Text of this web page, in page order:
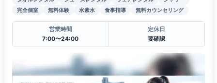
完全個室
無料体験 水素水 食事指導 無料カウンセリング
営業時間
7:00〜24:00
定休日
要確認